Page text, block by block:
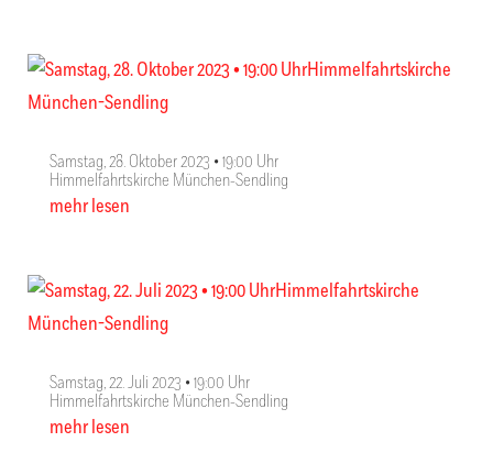
Samstag, 28. Oktober 2023 • 19:00 Uhr
Himmelfahrtskirche München-Sendling
mehr lesen
Samstag, 22. Juli 2023 • 19:00 Uhr
Himmelfahrtskirche München-Sendling
mehr lesen